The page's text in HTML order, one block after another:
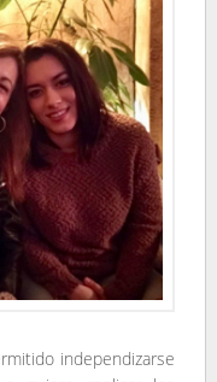
independizarse